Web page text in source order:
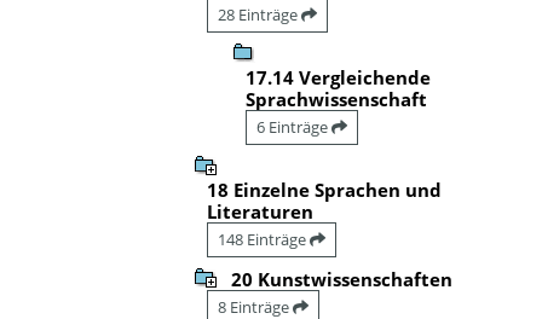
28 Einträge
17.14 Vergleichende
Sprachwissenschaft
6 Einträge
18 Einzelne Sprachen und
Literaturen
148 Einträge
20 Kunstwissenschaften
8 Einträge